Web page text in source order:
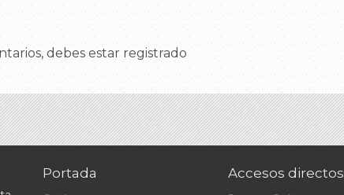
debes estar registrado
Portada Accesos directos